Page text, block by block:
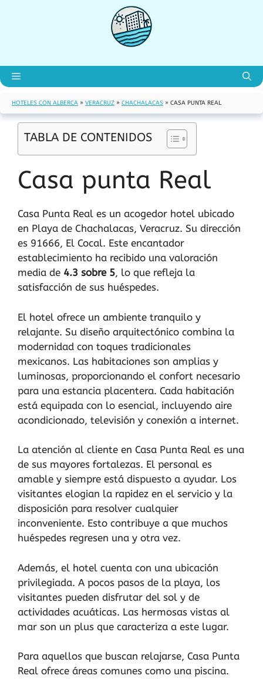
Menú
HOTELES CON ALBERCA » VERACRUZ » CHACHALACAS » CASA PUNTA REAL
TABLA DE CONTENIDOS
Casa punta Real
Casa Punta Real es un acogedor hotel ubicado
en Playa de Chachalacas, Veracruz. Su dirección
es 91666, El Cocal. Este encantador
establecimiento ha recibido una valoración
media de 4.3 sobre 5, lo que refleja la
satisfacción de sus huéspedes.
El hotel ofrece un ambiente tranquilo y
relajante. Su diseño arquitectónico combina la
modernidad con toques tradicionales
mexicanos. Las habitaciones son amplias y
luminosas, proporcionando el confort necesario
para una estancia placentera. Cada habitación
está equipada con lo esencial, incluyendo aire
acondicionado, televisión y conexión a internet.
La atención al cliente en Casa Punta Real es una
de sus mayores fortalezas. El personal es
amable y siempre está dispuesto a ayudar. Los
visitantes elogian la rapidez en el servicio y la
disposición para resolver cualquier
inconveniente. Esto contribuye a que muchos
huéspedes regresen una y otra vez.
Además, el hotel cuenta con una ubicación
privilegiada. A pocos pasos de la playa, los
visitantes pueden disfrutar del sol y de
actividades acuáticas. Las hermosas vistas al
mar son un plus que caracteriza a este lugar.
Para aquellos que buscan relajarse, Casa Punta
Real ofrece áreas comunes como una piscina.